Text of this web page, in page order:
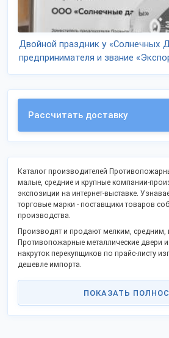
Двойной праздник у «Солнечных
предпринимателя и звание
Рассчитать доставку
Каталог производителей
малые, средние и крупные компании-
экспозиции на интернет-выставке.
торговые марки - поставщики товаров
производства.
Производят и продают мелким, средним,
Противопожарные металлические двери
накруток перекупщиков по прайс-листу
дешевле импорта.
Список включает открытые контакты,
позволяет заказать продукцию оптом
Вашем регионе.
ПОКАЗАТЬ